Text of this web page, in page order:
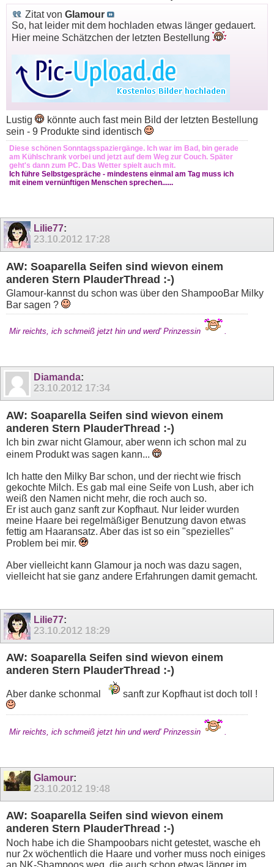
Zitat von Glamour
So, hat leider mit dem hochladen etwas länger gedauert.
Hier meine Schätzchen der letzten Bestellung
Lustig
könnte auch fast mein Bild der letzten Bestellung
sein - 9 Produkte sind identisch
Diese schönen Sonntagsspaziergänge. Ich war im Bad, bin gerade
am Kühlschrank vorbei und jetzt auf dem Weg zur Couch. Später
geht's dann zum PC. Das Wetter spielt auch mit.
Ich führe Selbstgespräche - mindestens einmal am Tag muss ich
mit einem vernünftigen Menschen sprechen......
Lilie77:
23.10.2012 17:28
AW: Soaparella Seifen sind wievon einem
anderen Stern PlauderThread :-)
Glamour-kannst du schon was über den ShampooBar Milky
Bar sagen ?
Mir reichts, ich schmeiß jetzt hin und werd' Prinzessin .
Diamanda:
23.10.2012 17:34
AW: Soaparella Seifen sind wievon einem
anderen Stern PlauderThread :-)
Ich bin zwar nicht Glamour, aber wenn ich schon mal zu
einem Produkt was sagen kann...
Ich hatte den Milky Bar schon, und der riecht wie frisch
gekochte Milch. Es gab mal eine Seife von Lush, aber ich
weiß den Namen nicht mehr, die roch auch so.
Er ist auch ganz sanft zur Kopfhaut. Nur leider wurden
meine Haare bei regelmäßiger Benutzung davon etwas
fettig am Haaransatz. Aber das ist so ein "spezielles"
Problem bei mir.
Aber vielleicht kann Glamour ja noch was dazu sagen,
vielleicht hat sie ganz andere Erfahrungen damit gemacht.
Lilie77:
23.10.2012 18:29
AW: Soaparella Seifen sind wievon einem
anderen Stern PlauderThread :-)
Aber danke schonmal sanft zur Kopfhaut ist doch toll !
Mir reichts, ich schmeiß jetzt hin und werd' Prinzessin
Glamour:
23.10.2012 19:48
AW: Soaparella Seifen sind wievon einem
anderen Stern PlauderThread :-)
Noch habe ich die Shampoobars nicht getestet, wasche eh
nur 2x wöchentlich die Haare und vorher muss noch einiges
an NK-Shampoos weg, die auch schon etwas länger im